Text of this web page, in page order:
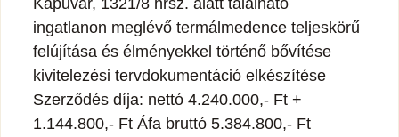
ingatlanon meglévő termálmedence teljeskörű
felújítása és élményekkel történő bővítése
kivitelezési tervdokumentáció elkészítése
Szerződés díja: nettó 4.240.000,- Ft +
1.144.800,- Ft Áfa bruttó 5.384.800,- Ft